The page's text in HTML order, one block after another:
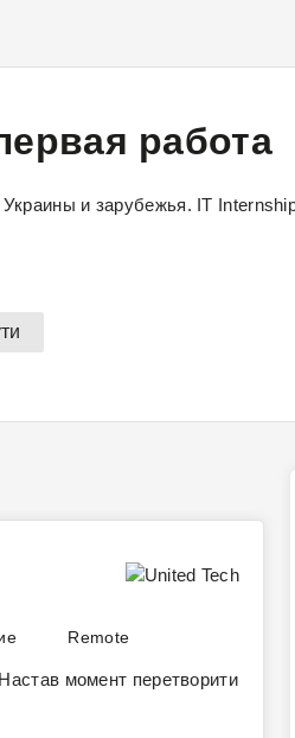
работа
и зарубежья. IT
Remote
момент перетворити